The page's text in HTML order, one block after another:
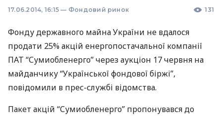
17.06.2014, 16:15 — Фондовий ринок 131
Фонду державного майна України не вдалося
продати 25% акцій енергопостачальної компанії
ПАТ “Сумиобленерго” через аукціон 17 червня на
майданчику “Української фондової біржі”,
повідомили в прес-службі відомства.
Пакет акцій “Сумиобленерго” пропонувався до